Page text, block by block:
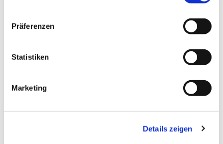
Präferenzen
Statistiken
Marketing
Details zeigen